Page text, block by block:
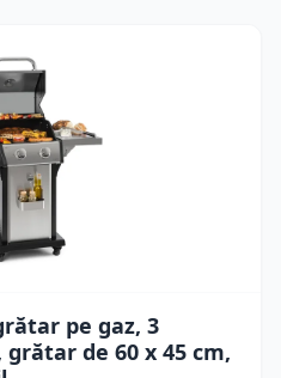
pe gaz, 3
de 60 x 45 cm,